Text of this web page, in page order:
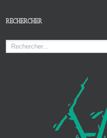
RECHERCHER